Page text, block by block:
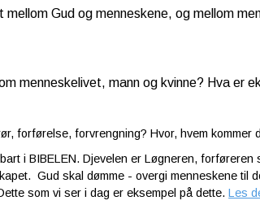
Gud og menneskene, og mellom
menneskelivet, mann og kvinne? Hva er
forførelse, forvrengning? Hvor, hvem kommer
i BIBELEN. Djevelen er Løgneren,
Gud skal dømme - overgi menneskene til
som vi ser i dag er eksempel på dette.Les